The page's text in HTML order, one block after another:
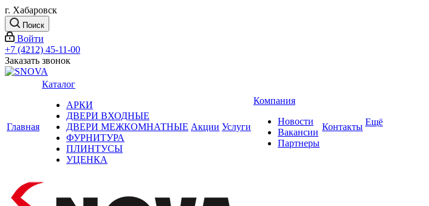
г. Хабаровск
Поиск
Войти
+7 (4212) 45-11-00
Заказать звонок
Главная
Каталог
АРКИ
ДВЕРИ ВХОДНЫЕ
ДВЕРИ МЕЖКОМНАТНЫЕ
ФУРНИТУРА
ПЛИНТУСЫ
УЦЕНКА
Акции Услуги
Компания
Новости
Вакансии
Партнеры
Контакты Ещё